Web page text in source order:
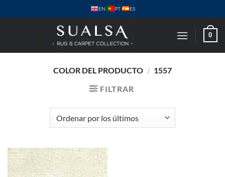
al
EN PT ES
0
COLOR DEL PRODUCTO / 1557
FILTRAR